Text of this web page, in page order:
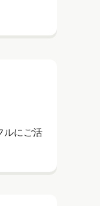
ルにご活